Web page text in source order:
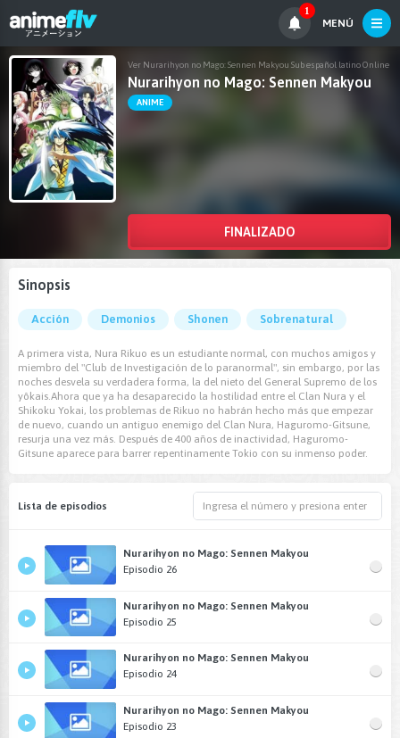
1
MENÚ
Ver Nurarihyon no Mago: Sennen Makyou Sub español latino Online
Nurarihyon no Mago: Sennen Makyou
ANIME
FINALIZADO
Sinopsis
Acción Demonios Shonen Sobrenatural
A primera vista, Nura Rikuo es un estudiante normal, con muchos amigos y
miembro del "Club de Investigación de lo paranormal", sin embargo, por las
noches desvela su verdadera forma, la del nieto del General Supremo de los
yôkais.Ahora que ya ha desaparecido la hostilidad entre el Clan Nura y el
Shikoku Yokai, los problemas de Rikuo no habrán hecho más que empezar
de nuevo, cuando un antiguo enemigo del Clan Nura, Haguromo-Gitsune,
resurja una vez más. Después de 400 años de inactividad, Haguromo-
Gitsune aparece para barrer repentinamente Tokio con su inmenso poder.
Lista de episodios
Nurarihyon no Mago: Sennen Makyou
Episodio 26
Nurarihyon no Mago: Sennen Makyou
Episodio 25
Nurarihyon no Mago: Sennen Makyou
Episodio 24
Nurarihyon no Mago: Sennen Makyou
Episodio 23